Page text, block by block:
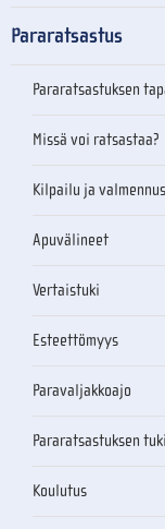
Pararatsastus
Pararatsastuksen
Missä voi ratsastaa?
Kilpailu ja valmennus
Apuvälineet
Vertaistuki
Esteettömyys
Paravaljakkoajo
Pararatsastuksen
Koulutus